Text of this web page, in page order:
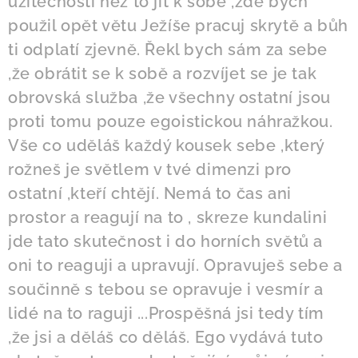
použil opět větu Ježíše pracuj skrytě a bůh
ti odplatí zjevně. Řekl bych sám za sebe
,že obrátit se k sobě a rozvíjet se je tak
obrovská služba ,že všechny ostatní jsou
proti tomu pouze egoistickou náhražkou.
Vše co uděláš každý kousek sebe ,který
rožneš je světlem v tvé dimenzi pro
ostatní ,kteří chtějí. Nemá to čas ani
prostor a reagují na to , skreze kundalini
jde tato skutečnost i do horních světů a
oni to reaguji a upravují. Opravuješ sebe a
součinně s tebou se opravuje i vesmír a
lidé na to raguji ...Prospěšná jsi tedy tím
,že jsi a děláš co děláš. Ego vydává tuto